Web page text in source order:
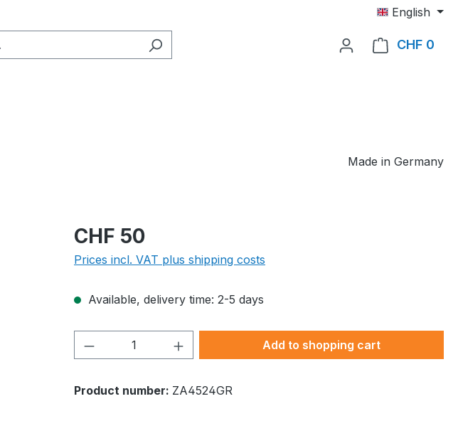
English
CHF 0
Made in Germany
Regular price:
CHF 50
Prices incl. VAT plus shipping costs
Available, delivery time: 2-5 days
Product Quantity: Enter the desired amount
Add to shopping cart
Product number: ZA4524GR